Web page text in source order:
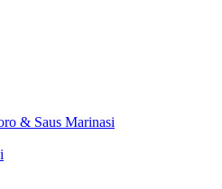
& Saus Marinasi